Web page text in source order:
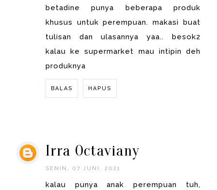
betadine punya beberapa produk
khusus untuk perempuan. makasi buat
tulisan dan ulasannya yaa.. besok2
kalau ke supermarket mau intipin deh
produknya
BALAS HAPUS
Irra Octaviany
SENIN, 07 JUNI, 2021
kalau punya anak perempuan tuh,